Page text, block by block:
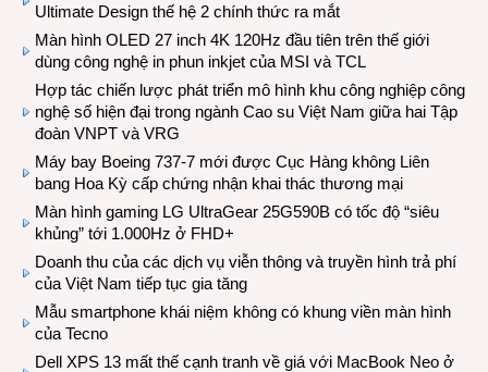
Ultimate Design thế hệ 2 chính thức ra mắt
Màn hình OLED 27 inch 4K 120Hz đầu tiên trên thế giới
dùng công nghệ in phun inkjet của MSI và TCL
Hợp tác chiến lược phát triển mô hình khu công nghiệp công
nghệ số hiện đại trong ngành Cao su Việt Nam giữa hai Tập
đoàn VNPT và VRG
Máy bay Boeing 737-7 mới được Cục Hàng không Liên
bang Hoa Kỳ cấp chứng nhận khai thác thương mại
Màn hình gaming LG UltraGear 25G590B có tốc độ “siêu
khủng” tới 1.000Hz ở FHD+
Doanh thu của các dịch vụ viễn thông và truyền hình trả phí
của Việt Nam tiếp tục gia tăng
Mẫu smartphone khái niệm không có khung viền màn hình
của Tecno
Dell XPS 13 mất thế cạnh tranh về giá với MacBook Neo ở